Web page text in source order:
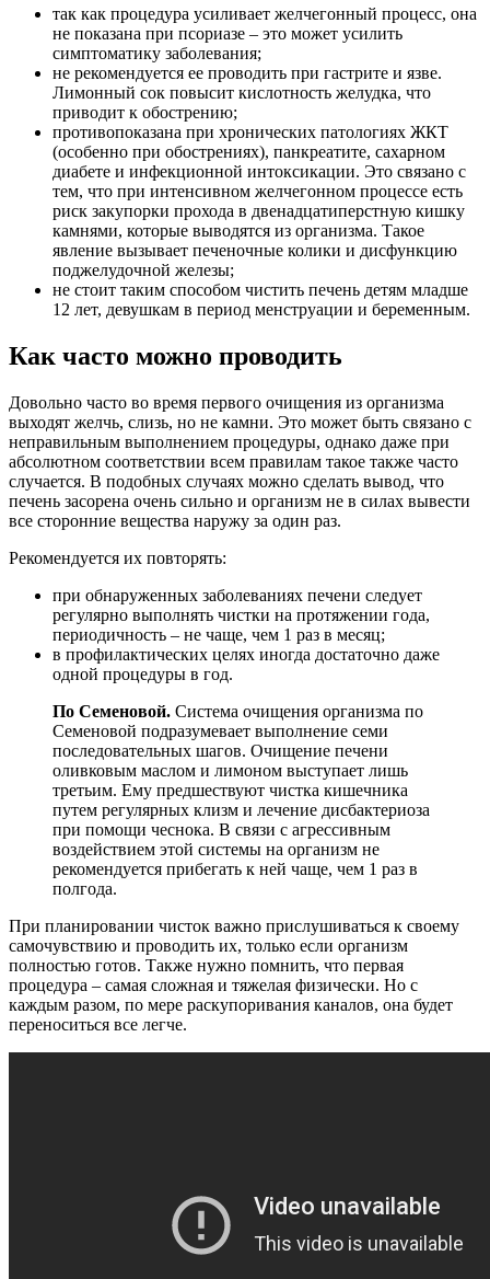
так как процедура усиливает желчегонный процесс, она
не показана при псориазе – это может усилить
симптоматику заболевания;
не рекомендуется ее проводить при гастрите и язве.
Лимонный сок повысит кислотность желудка, что
приводит к обострению;
противопоказана при хронических патологиях ЖКТ
(особенно при обострениях), панкреатите, сахарном
диабете и инфекционной интоксикации. Это связано с
тем, что при интенсивном желчегонном процессе есть
риск закупорки прохода в двенадцатиперстную кишку
камнями, которые выводятся из организма. Такое
явление вызывает печеночные колики и дисфункцию
поджелудочной железы;
не стоит таким способом чистить печень детям младше
12 лет, девушкам в период менструации и беременным.
Как часто можно проводить
Довольно часто во время первого очищения из организма
выходят желчь, слизь, но не камни. Это может быть связано с
неправильным выполнением процедуры, однако даже при
абсолютном соответствии всем правилам такое также часто
случается. В подобных случаях можно сделать вывод, что
печень засорена очень сильно и организм не в силах вывести
все сторонние вещества наружу за один раз.
Рекомендуется их повторять:
при обнаруженных заболеваниях печени следует
регулярно выполнять чистки на протяжении года,
периодичность – не чаще, чем 1 раз в месяц;
в профилактических целях иногда достаточно даже
одной процедуры в год.
По Семеновой. Система очищения организма по
Семеновой подразумевает выполнение семи
последовательных шагов. Очищение печени
оливковым маслом и лимоном выступает лишь
третьим. Ему предшествуют чистка кишечника
путем регулярных клизм и лечение дисбактериоза
при помощи чеснока. В связи с агрессивным
воздействием этой системы на организм не
рекомендуется прибегать к ней чаще, чем 1 раз в
полгода.
При планировании чисток важно прислушиваться к своему
самочувствию и проводить их, только если организм
полностью готов. Также нужно помнить, что первая
процедура – самая сложная и тяжелая физически. Но с
каждым разом, по мере раскупоривания каналов, она будет
переноситься все легче.